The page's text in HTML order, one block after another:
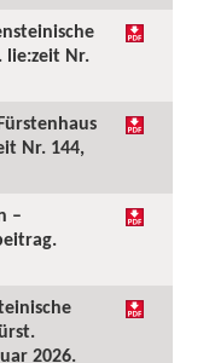
lie:zeit Nr.
Nr. 144,
–
2026.